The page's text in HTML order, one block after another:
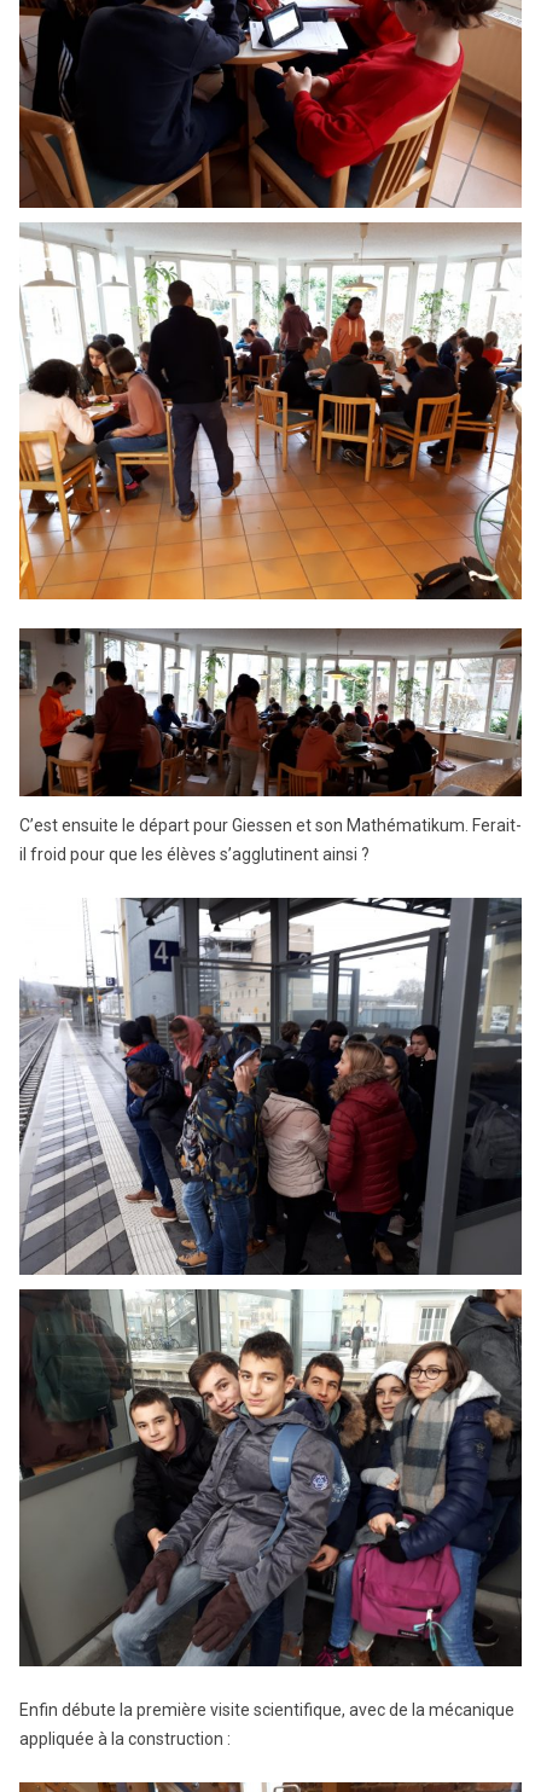
C’est ensuite le départ pour Giessen et son Mathématikum. Ferait-
il froid pour que les élèves s’agglutinent ainsi ?
Enfin débute la première visite scientifique, avec de la mécanique
appliquée à la construction :